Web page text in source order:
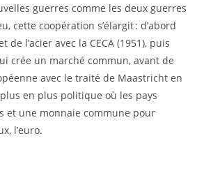
guerres comme les deux guerres
cette coopération s’élargit : d’abord
l’acier avec la CECA (1951), puis
crée un marché commun, avant de
avec le traité de Maastricht en
en plus politique où les pays
et une monnaie commune pour
l’euro.